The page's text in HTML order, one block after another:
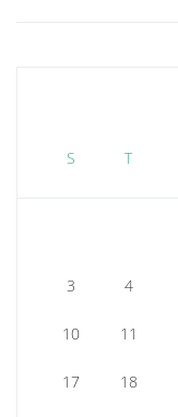
S T
3 4
10 11
17 18